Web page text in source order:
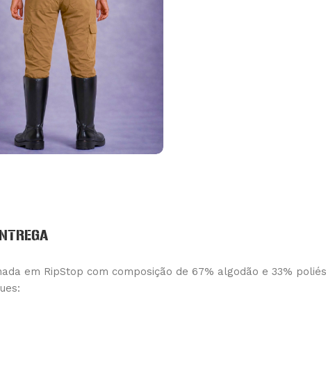
em RipStop com composição de 67% algodão e 33%